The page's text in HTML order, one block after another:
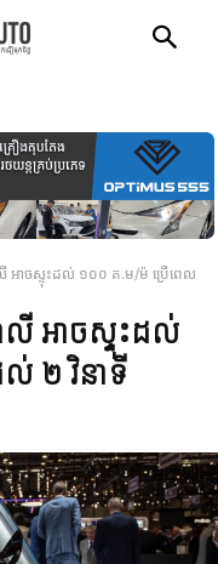
អាច​ស្ទុះដល់ ១០០ គ.ម/ម៉ ប្រើពេល
លី អាច​ស្ទុះដល់
២ វិនាទី